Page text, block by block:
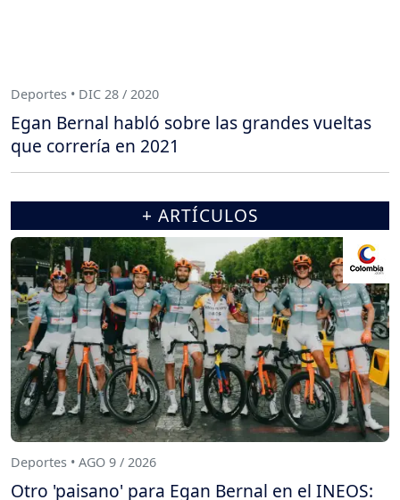
Deportes • DIC 28 / 2020
Egan Bernal habló sobre las grandes vueltas
que correría en 2021
+ ARTÍCULOS
Deportes • AGO 9 / 2026
Otro 'paisano' para Egan Bernal en el INEOS: